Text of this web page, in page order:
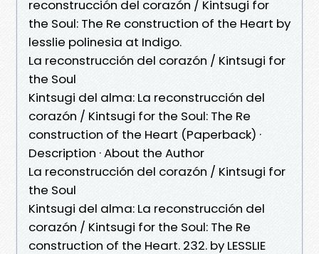
reconstrucción del corazón / Kintsugi for
the Soul: The Re construction of the Heart by
lesslie polinesia at Indigo.
La reconstrucción del corazón / Kintsugi for
the Soul
Kintsugi del alma: La reconstrucción del
corazón / Kintsugi for the Soul: The Re
construction of the Heart (Paperback) ·
Description · About the Author
La reconstrucción del corazón / Kintsugi for
the Soul
Kintsugi del alma: La reconstrucción del
corazón / Kintsugi for the Soul: The Re
construction of the Heart. 232. by LESSLIE